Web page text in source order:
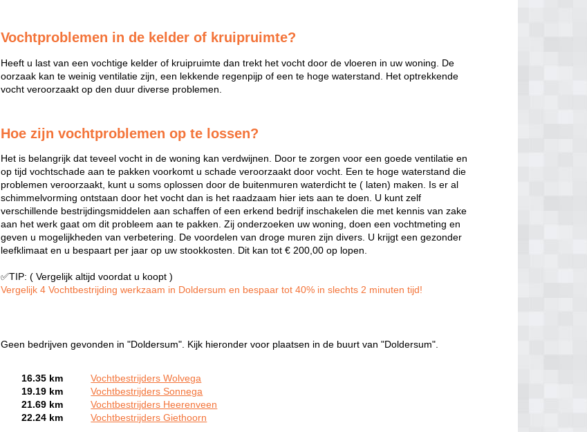
Vochtproblemen in de kelder of kruipruimte?
Heeft u last van een vochtige kelder of kruipruimte dan trekt het vocht door de vloeren in uw woning. De
oorzaak kan te weinig ventilatie zijn, een lekkende regenpijp of een te hoge waterstand. Het optrekkende
vocht veroorzaakt op den duur diverse problemen.
Hoe zijn vochtproblemen op te lossen?
Het is belangrijk dat teveel vocht in de woning kan verdwijnen. Door te zorgen voor een goede ventilatie en
op tijd vochtschade aan te pakken voorkomt u schade veroorzaakt door vocht. Een te hoge waterstand die
problemen veroorzaakt, kunt u soms oplossen door de buitenmuren waterdicht te ( laten) maken. Is er al
schimmelvorming ontstaan door het vocht dan is het raadzaam hier iets aan te doen. U kunt zelf
verschillende bestrijdingsmiddelen aan schaffen of een erkend bedrijf inschakelen die met kennis van zake
aan het werk gaat om dit probleem aan te pakken. Zij onderzoeken uw woning, doen een vochtmeting en
geven u mogelijkheden van verbetering. De voordelen van droge muren zijn divers. U krijgt een gezonder
leefklimaat en u bespaart per jaar op uw stookkosten. Dit kan tot € 200,00 op lopen.
✅TIP: ( Vergelijk altijd voordat u koopt )
Vergelijk 4 Vochtbestrijding werkzaam in Doldersum en bespaar tot 40% in slechts 2 minuten tijd!
Geen bedrijven gevonden in "Doldersum". Kijk hieronder voor plaatsen in de buurt van "Doldersum".
16.35 km
Vochtbestrijders Wolvega
19.19 km
Vochtbestrijders Sonnega
21.69 km
Vochtbestrijders Heerenveen
22.24 km
Vochtbestrijders Giethoorn